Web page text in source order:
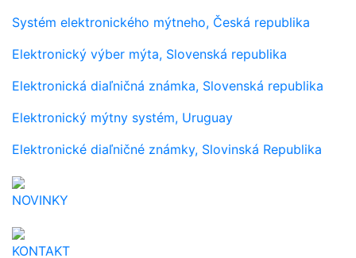
Systém elektronického mýtneho, Česká republika
Elektronický výber mýta, Slovenská republika
Elektronická diaľničná známka, Slovenská republika
Elektronický mýtny systém, Uruguay
Elektronické diaľničné známky, Slovinská Republika
NOVINKY
KONTAKT